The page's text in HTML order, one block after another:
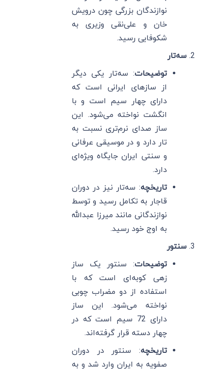
نوازندگان بزرگی چون درویش
خان و علی‌نقی وزیری به
شکوفایی رسید.
سه‌تار
توضیحات: سه‌تار یکی دیگر
از سازهای ایرانی است که
دارای چهار سیم است و با
انگشت نواخته می‌شود. این
ساز صدای نرم‌تری نسبت به
تار دارد و در موسیقی عرفانی
و سنتی ایران جایگاه ویژه‌ای
دارد.
تاریخچه: سه‌تار نیز در دوران
قاجار به تکامل رسید و توسط
نوازندگانی مانند میرزا عبدالله
به اوج خود رسید.
سنتور
توضیحات: سنتور یک ساز
زهی کوبه‌ای است که با
استفاده از دو مضراب چوبی
نواخته می‌شود. این ساز
دارای 72 سیم است که در
چهار دسته قرار گرفته‌اند.
تاریخچه: سنتور در دوران
صفویه به ایران وارد شد و به